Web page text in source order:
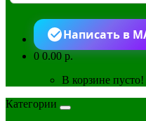
Написать в
00.00 р.
В корзине пусто!
Категории